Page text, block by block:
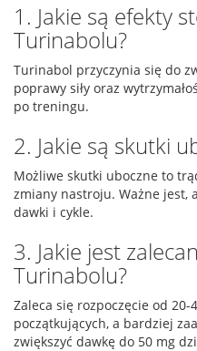
1. Jakie są efekty
Turinabolu?
Turinabol przyczynia się do
poprawy siły oraz
po treningu.
2. Jakie są skutki
Możliwe skutki uboczne to
zmiany nastroju. Ważne jest,
dawki i cykle.
3. Jakie jest
Turinabolu?
Zaleca się rozpoczęcie od
początkujących, a bardziej
zwiększyć dawkę do 50 mg